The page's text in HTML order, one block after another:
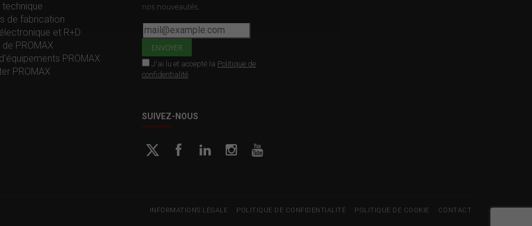
de fabrication
et R+D
PROMAX
PROMAX
PROMAX
nos nouveautés.
J'ai lu et accepté la Politique de
confidentialité
SUIVEZ-NOUS
INFORMATIONS LÉGALE POLITIQUE DE CONFIDENTIALITÉ POLITIQUE DE COOKIE CONTACT